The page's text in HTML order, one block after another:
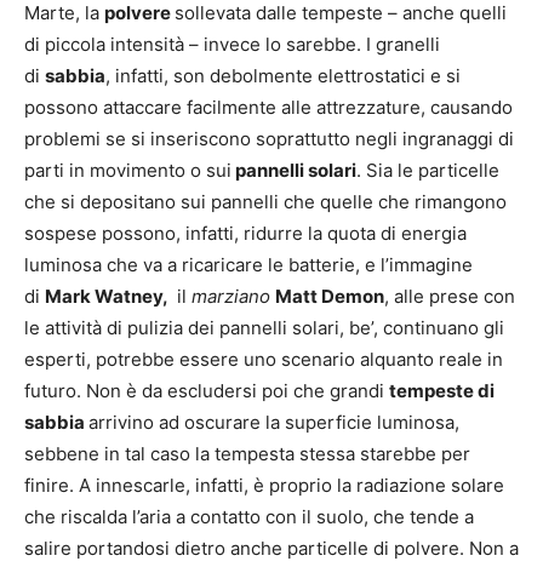
Marte, la polvere sollevata dalle tempeste – anche quelli
di piccola intensità – invece lo sarebbe. I granelli
di sabbia, infatti, son debolmente elettrostatici e si
possono attaccare facilmente alle attrezzature, causando
problemi se si inseriscono soprattutto negli ingranaggi di
parti in movimento o sui pannelli solari. Sia le particelle
che si depositano sui pannelli che quelle che rimangono
sospese possono, infatti, ridurre la quota di energia
luminosa che va a ricaricare le batterie, e l’immagine
di Mark Watney, il marziano Matt Demon, alle prese con
le attività di pulizia dei pannelli solari, be’, continuano gli
esperti, potrebbe essere uno scenario alquanto reale in
futuro. Non è da escludersi poi che grandi tempeste di
sabbia arrivino ad oscurare la superficie luminosa,
sebbene in tal caso la tempesta stessa starebbe per
finire. A innescarle, infatti, è proprio la radiazione solare
che riscalda l’aria a contatto con il suolo, che tende a
salire portandosi dietro anche particelle di polvere. Non a